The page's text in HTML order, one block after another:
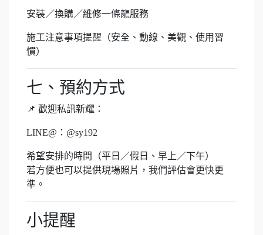
安裝／換購／維修一條龍服務
施工注意事項提醒（安全、動線、美觀、使用習
慣）
七、預約方式
📌 歡迎私訊新耀：
LINE@：@sy192
希望安排的時間（平日／假日、早上／下午）
若方便也可以提供現場照片，我們評估會更快更
準。
小提醒